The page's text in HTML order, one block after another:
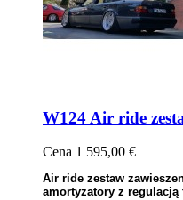
W124 Air ride
Cena 1 595,00 €
Air ride zestaw
amortyzatory z